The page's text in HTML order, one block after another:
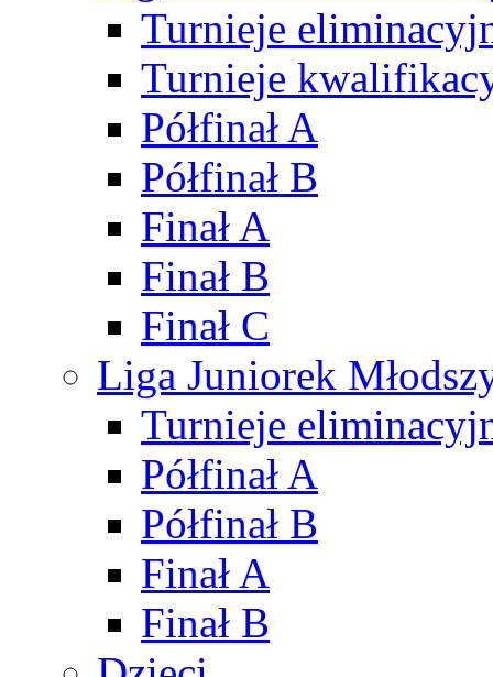
Turnieje
Turnieje
Półfinał A
Półfinał B
Finał A
Finał B
Finał C
Liga Juniorek
Turnieje
Półfinał A
Półfinał B
Finał A
Finał B